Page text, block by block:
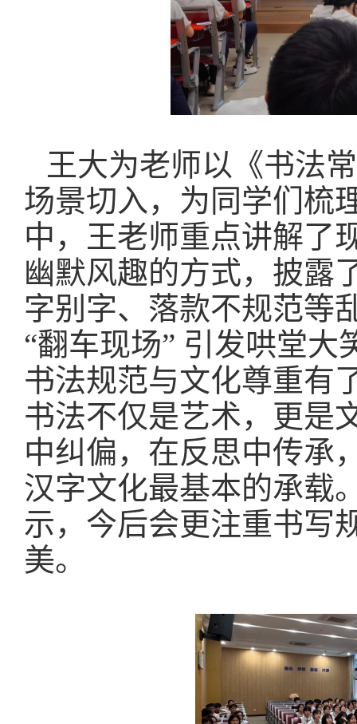
王大为老师以《书法
场景切入，为同学们梳
中，王老师重点讲解了
幽默风趣的方式，披露
字别字、落款不规范等
“翻车现场” 引发哄堂
书法规范与文化尊重有
书法不仅是艺术，更是
中纠偏，在反思中传承
汉字文化最基本的承载
示，今后会更注重书写
美。